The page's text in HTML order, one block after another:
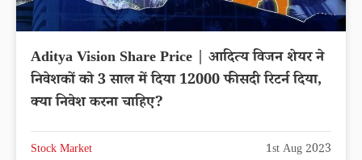
Aditya Vision Share Price | आदित्य विजन शेयर ने
निवेशकों को 3 साल में दिया 12000 फीसदी रिटर्न दिया,
क्या निवेश करना चाहिए?
Stock Market 1st Aug 2023